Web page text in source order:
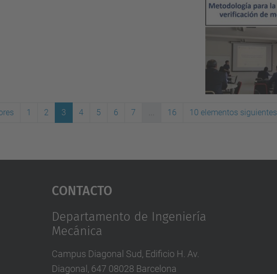
1 2 3 4 5 6 7 ... 16 10 elementos siguientes
Contacto
Departamento de Ingeniería
Mecánica
Campus Diagonal Sud, Edificio H. Av.
Diagonal, 647 08028 Barcelona